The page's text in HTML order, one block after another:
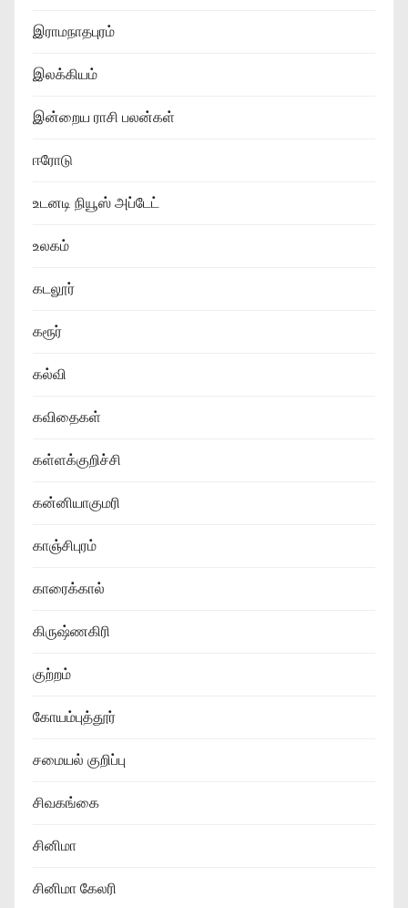
இராமநாதபுரம்
இலக்கியம்
இன்றைய ராசி பலன்கள்
ஈரோடு
உடனடி நியூஸ் அப்டேட்
உலகம்
கடலூர்
கரூர்
கல்வி
கவிதைகள்
கள்ளக்குறிச்சி
கன்னியாகுமரி
காஞ்சிபுரம்
காரைக்கால்
கிருஷ்ணகிரி
குற்றம்
கோயம்புத்தூர்
சமையல் குறிப்பு
சிவகங்கை
சினிமா
சினிமா கேலரி